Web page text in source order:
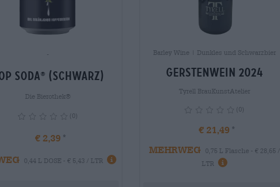
-
Soda® (schwarz)
Die Bierothek®
(0)
€ 2,39
0,44 L DOSE - € 5,43 / LTR info
Barley Wine | Dunkles und Schwarzbier
Gerstenwein 2024
Tyrell BrauKunstAtelier
(0)
€ 21,49
MEHRWEG
0,75 L Flasche - € 28,65 /
LTR
info